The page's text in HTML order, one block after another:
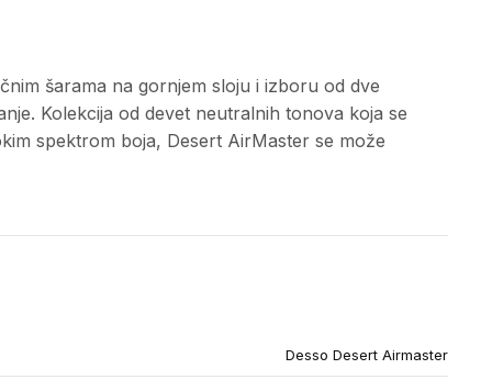
šarama na gornjem sloju i izboru od dve
Kolekcija od devet neutralnih tonova koja se
spektrom boja, Desert AirMaster se može
Desso Desert Airmaster